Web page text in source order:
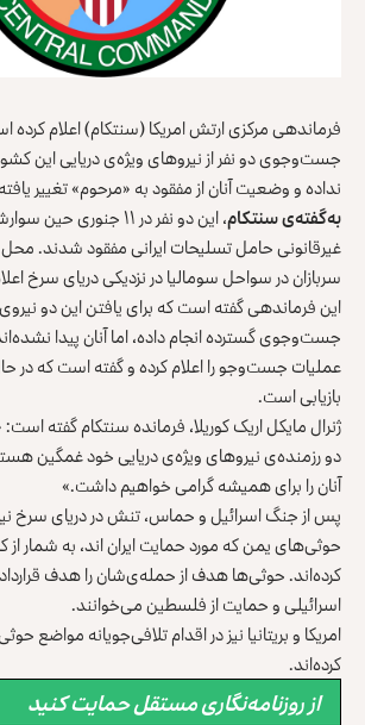
فرماندهی مرکزی ارتش امریکا (سنتکام) اعلام
نداده و وضعیت آنان از مفقود به «مرحوم» تغییر
به‌گفته‌ی سنتکام
، این دو نفر در ۱۱
غیرقانونی حامل تسلیحات ایرانی مفقود شدند.
سربازان در سواحل سومالیا در نزدیکی دریای سرخ
این فرماندهی گفته است که برای یافتن این دو
جست‌وجوی گسترده انجام داده، اما آنان پیدا
عملیات جست‌وجو را اعلام کرده و گفته است که در
بازیابی است.
ژنرال مایکل اریک کوریلا، فرمانده سنتکام گفته
دو رزمنده‌ی نیروهای ویژه‌ی دریایی خود غمگین
آنان را برای همیشه گرامی خواهیم داشت.»
پس از جنگ اسرائیل و حماس، تنش در دریای سرخ
حوثی‌های یمن که مورد حمایت ایران اند، به شمار
کرده‌اند. حوثی‌ها هدف از حمله‌ی‌شان را هدف
اسرائیلی و حمایت از فلسطین می‌خوانند.
امریکا و بریتانیا نیز در اقدام تلافی‌جویانه مواضع
کرده‌اند.
از روزنامه‌نگاری مستقل حمایت کنید